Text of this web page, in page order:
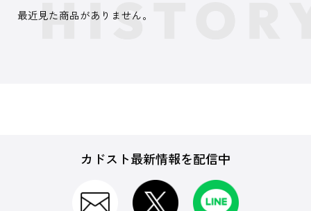
最近見た商品がありません。
カドスト最新情報を配信中